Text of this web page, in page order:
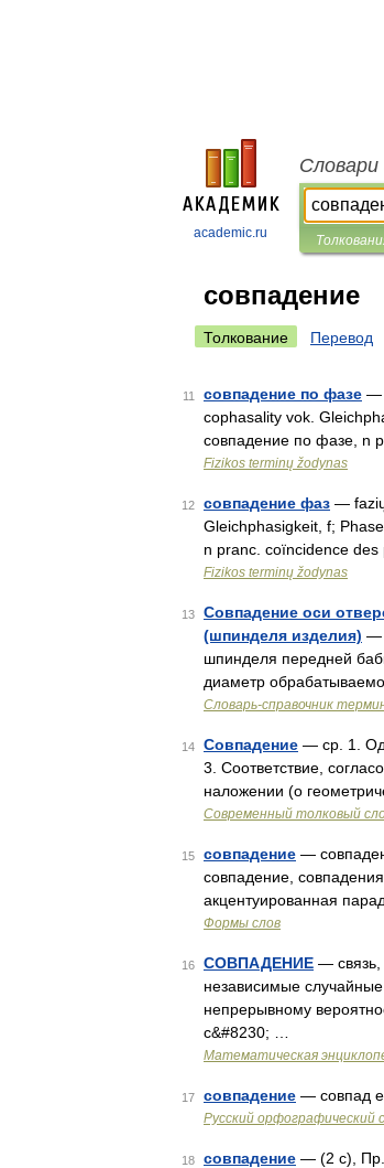
academic.ru
Словари
совпадение
Толкование Перевод
11 совпадение по фазе —
cophasality vok.
совпадение по фазе, n
Fizikos terminų žodynas
12 совпадение фаз —
Gleichphasigkeit, f;
n pranc. coïncidence des
Fizikos terminų žodynas
13
Совпадение оси
(шпинделя изделия) —
шпинделя передней
диаметр
Словарь-справочник
14 Совпадение — ср. 1.
3. Соответствие,
наложении (о
Современный толковый
15 совпадение —
совпадение,
акцентуированная
Формы слов
16 СОВПАДЕНИЕ — связь,
независимые
непрерывному
с&#8230; …
Математическая
17 совпадение — совпад
Русский орфографический
18 совпадение — (2 с), Пр.